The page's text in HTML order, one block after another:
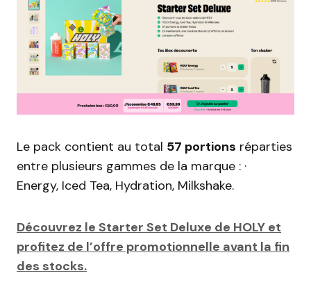
Le pack contient au total 57 portions réparties
entre plusieurs gammes de la marque : ·
Energy, Iced Tea, Hydration, Milkshake.
Découvrez le Starter Set Deluxe de HOLY et
profitez de l’offre promotionnelle avant la fin
des stocks.